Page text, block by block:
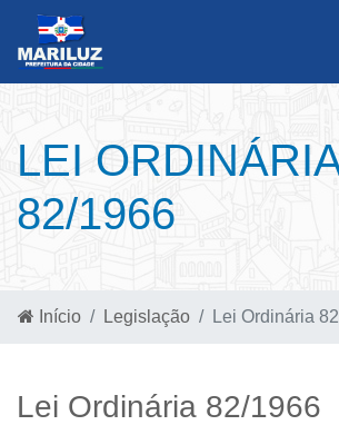
LEI
82/1966
Início Legislação Lei Ordinária
Lei Ordinária 82/1966